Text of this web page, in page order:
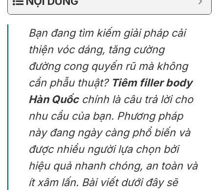
Bạn đang tìm kiếm giải pháp cải
thiện vóc dáng, tăng cường
đường cong quyến rũ mà không
cần phẫu thuật? Tiêm filler body
Hàn Quốcchính là câu trả lời cho
nhu cầu của bạn. Phương pháp
này đang ngày càng phổ biến và
được nhiều người lựa chọn bởi
hiệu quả nhanh chóng, an toàn và
ít xâm lấn. Bài viết dưới đây sẽ